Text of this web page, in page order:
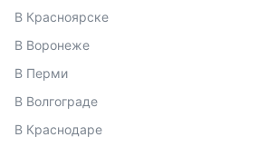
В Красноярске
В Воронеже
В Перми
В Волгограде
В Краснодаре